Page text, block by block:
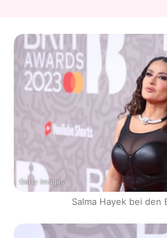
Getty Images
Salma Hayek bei den